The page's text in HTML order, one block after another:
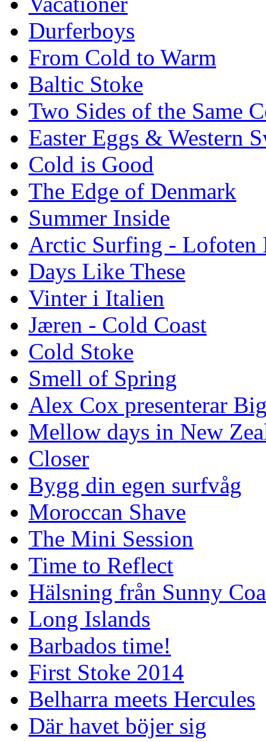
Durferboys
From Cold to Warm
Baltic Stoke
Two Sides of the Same
Easter Eggs & Western
Cold is Good
The Edge of Denmark
Summer Inside
Arctic Surfing - Lofoten
Days Like These
Vinter i Italien
Jæren - Cold Coast
Cold Stoke
Smell of Spring
Alex Cox presenterar
Mellow days in New
Closer
Bygg din egen surfvåg
Moroccan Shave
The Mini Session
Time to Reflect
Hälsning från Sunny
Long Islands
Barbados time!
First Stoke 2014
Belharra meets Hercules
Där havet böjer sig